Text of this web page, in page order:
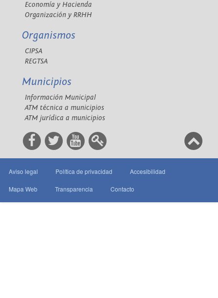
Economía y Hacienda
Organización y RRHH
Organismos
CIPSA
REGTSA
Municipios
Información Municipal
ATM técnica a municipios
ATM jurídica a municipios
Aviso legal Política de privacidad Accesibilidad
Mapa Web Transparencia Contacto